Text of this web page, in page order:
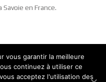
en France.
vous garantir la meilleure
continuez à utiliser ce
acceptez l'utilisation des